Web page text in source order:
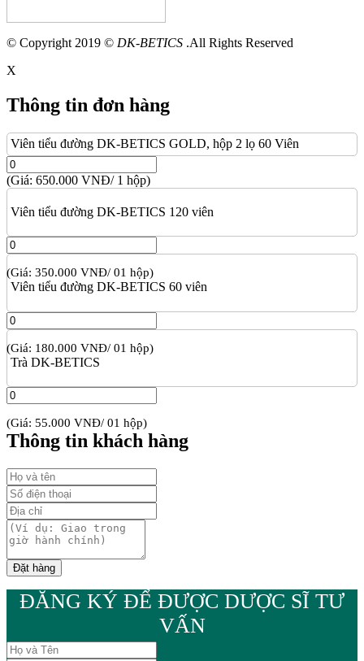
© Copyright 2019 © DK-BETICS .All Rights Reserved
X
Thông tin đơn hàng
Viên tiểu đường DK-BETICS GOLD, hộp 2 lọ 60 Viên
(Giá: 650.000 VNĐ/ 1 hộp)
Viên tiểu đường DK-BETICS 120 viên
(Giá: 350.000 VNĐ/ 01 hộp)
Viên tiểu đường DK-BETICS 60 viên
(Giá: 180.000 VNĐ/ 01 hộp)
Trà DK-BETICS
(Giá: 55.000 VNĐ/ 01 hộp)
Thông tin khách hàng
ĐĂNG KÝ ĐỂ ĐƯỢC DƯỢC SĨ TƯ
VẤN